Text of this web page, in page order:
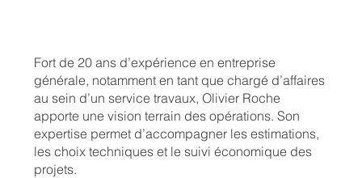
Fort de 20 ans d’expérience en entreprise
générale, notamment en tant que chargé d’affaires
au sein d’un service travaux, Olivier Roche
apporte une vision terrain des opérations. Son
expertise permet d’accompagner les estimations,
les choix techniques et le suivi économique des
projets.